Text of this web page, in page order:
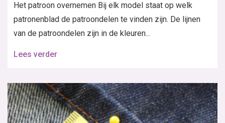
Het patroon overnemen Bij elk model staat op welk
patronenblad de patroondelen te vinden zijn. De lijnen
van de patroondelen zijn in de kleuren...
Lees verder